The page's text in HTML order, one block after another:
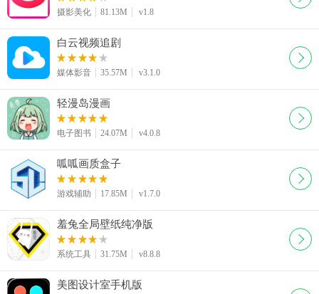
摄影美化 81.13M v1.8
白云视频追剧
媒体影音 35.57M v3.1.0
轻漫岛漫画
电子图书 24.07M v4.0.8
呱呱画质盒子
游戏辅助 17.85M v1.7.0
羞兔全局壁纸纯净版
系统工具 31.75M v8.8.8
美图设计室手机版